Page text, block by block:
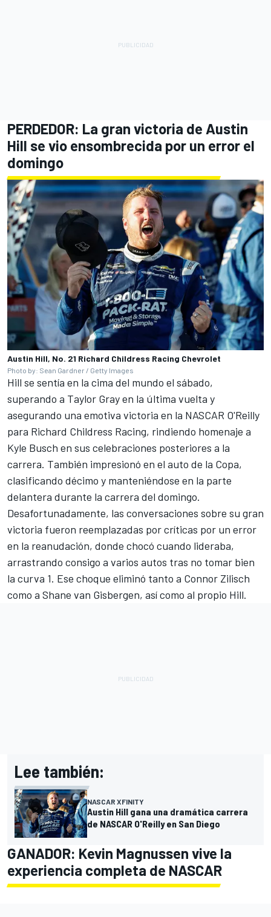
PERDEDOR: La gran victoria de Austin
Hill se vio ensombrecida por un error el
domingo
Austin Hill, No. 21 Richard Childress Racing Chevrolet
Photo by: Sean Gardner / Getty Images
Hill se sentía en la cima del mundo el sábado,
superando a Taylor Gray en la última vuelta y
asegurando una emotiva victoria en la NASCAR O'Reilly
para Richard Childress Racing, rindiendo homenaje a
Kyle Busch en sus celebraciones posteriores a la
carrera. También impresionó en el auto de la Copa,
clasificando décimo y manteniéndose en la parte
delantera durante la carrera del domingo.
Desafortunadamente, las conversaciones sobre su gran
victoria fueron reemplazadas por críticas por un error
en la reanudación, donde chocó cuando lideraba,
arrastrando consigo a varios autos tras no tomar bien
la curva 1. Ese choque eliminó tanto a Connor Zilisch
como a Shane van Gisbergen, así como al propio Hill.
Lee también:
NASCAR XFINITY
Austin Hill gana una dramática carrera
de NASCAR O'Reilly en San Diego
GANADOR: Kevin Magnussen vive la
experiencia completa de NASCAR